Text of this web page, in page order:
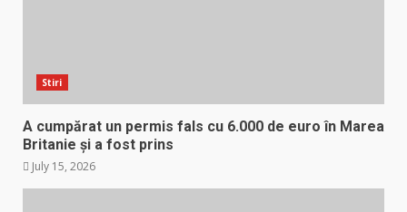
Stiri
A cumpărat un permis fals cu 6.000 de euro în Marea
Britanie și a fost prins
July 15, 2026